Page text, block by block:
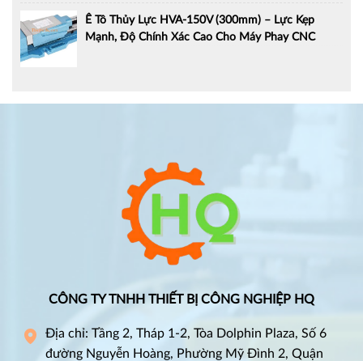
Ê Tô Thủy Lực HVA-150V (300mm) – Lực Kẹp
Mạnh, Độ Chính Xác Cao Cho Máy Phay CNC
CÔNG TY TNHH THIẾT BỊ CÔNG NGHIỆP HQ
Địa chỉ: Tầng 2, Tháp 1-2, Tòa Dolphin Plaza, Số 6
đường Nguyễn Hoàng, Phường Mỹ Đình 2, Quận